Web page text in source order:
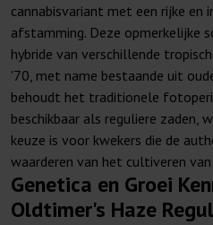
cannabisvariant met een rijke en
afstamming. Deze opmerkelijke
hybride van verschillende
'70, met name bestaande uit
behoudt het traditionele
beschikbaar als reguliere zaden,
keuze is voor kwekers die de
waarderen van het cultiveren van
Genetica en Groei
Oldtimer's Haze